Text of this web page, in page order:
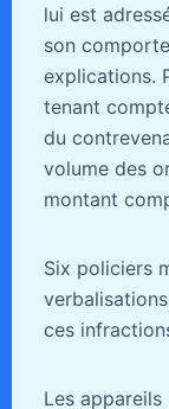
lui est
son
explications.
tenant
du
volume des
montant
Six policiers
ces
Les